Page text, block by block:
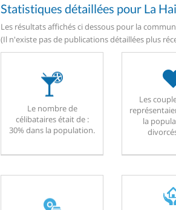
Statistiques détaillées pour La
Les résultats affichés ci dessous pour la
(Il n'existe pas de publications détaillées plus
Le nombre de
célibataires était de :
30% dans la population.
Les
la